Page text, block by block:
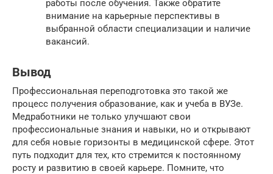
работы после обучения. Также обратите
внимание на карьерные перспективы в
выбранной области специализации и наличие
вакансий.
Вывод
Профессиональная переподготовка это такой же
процесс получения образование, как и учеба в ВУЗе.
Медработники не только улучшают свои
профессиональные знания и навыки, но и открывают
для себя новые горизонты в медицинской сфере. Этот
путь подходит для тех, кто стремится к постоянному
росту и развитию в своей карьере. Помните, что